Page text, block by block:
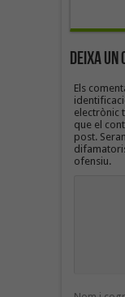
Deixa
Els
electrònic
que el
post.
ofensiu.